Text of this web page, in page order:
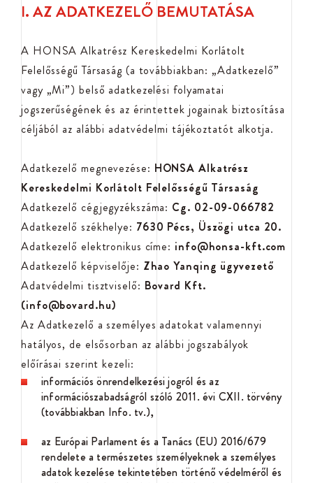
I. AZ ADATKEZELŐ BEMUTATÁSA
A HONSA Alkatrész Kereskedelmi Korlátolt
Felelősségű Társaság (a továbbiakban: „Adatkezelő”
vagy „Mi”) belső adatkezelési folyamatai
jogszerűségének és az érintettek jogainak biztosítása
céljából az alábbi adatvédelmi tájékoztatót alkotja.
Adatkezelő megnevezése: HONSA Alkatrész
Kereskedelmi Korlátolt Felelősségű Társaság
Adatkezelő cégjegyzékszáma: Cg. 02-09-066782
Adatkezelő székhelye: 7630 Pécs, Üszögi utca 20.
Adatkezelő elektronikus címe: info@honsa-kft.com
Adatkezelő képviselője: Zhao Yanqing ügyvezető
Adatvédelmi tisztviselő: Bovard Kft.
(info@bovard.hu)
Az Adatkezelő a személyes adatokat valamennyi
hatályos, de elsősorban az alábbi jogszabályok
előírásai szerint kezeli:
információs önrendelkezési jogról és az
információszabadságról szóló 2011. évi CXII. törvény
(továbbiakban Info. tv.),
az Európai Parlament és a Tanács (EU) 2016/679
rendelete a természetes személyeknek a személyes
adatok kezelése tekintetében történő védelméről és